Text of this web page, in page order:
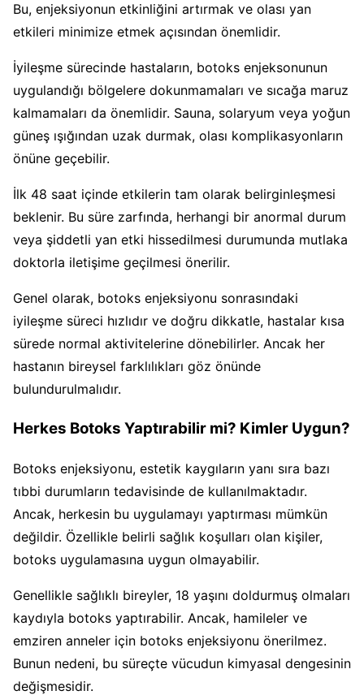
Bu, enjeksiyonun etkinliğini artırmak ve olası yan
etkileri minimize etmek açısından önemlidir.
İyileşme sürecinde hastaların, botoks enjeksonunun
uygulandığı bölgelere dokunmamaları ve sıcağa maruz
kalmamaları da önemlidir. Sauna, solaryum veya yoğun
güneş ışığından uzak durmak, olası komplikasyonların
önüne geçebilir.
İlk 48 saat içinde etkilerin tam olarak belirginleşmesi
beklenir. Bu süre zarfında, herhangi bir anormal durum
veya şiddetli yan etki hissedilmesi durumunda mutlaka
doktorla iletişime geçilmesi önerilir.
Genel olarak, botoks enjeksiyonu sonrasındaki
iyileşme süreci hızlıdır ve doğru dikkatle, hastalar kısa
sürede normal aktivitelerine dönebilirler. Ancak her
hastanın bireysel farklılıkları göz önünde
bulundurulmalıdır.
Herkes Botoks Yaptırabilir mi? Kimler Uygun?
Botoks enjeksiyonu, estetik kaygıların yanı sıra bazı
tıbbi durumların tedavisinde de kullanılmaktadır.
Ancak, herkesin bu uygulamayı yaptırması mümkün
değildir. Özellikle belirli sağlık koşulları olan kişiler,
botoks uygulamasına uygun olmayabilir.
Genellikle sağlıklı bireyler, 18 yaşını doldurmuş olmaları
kaydıyla botoks yaptırabilir. Ancak, hamileler ve
emziren anneler için botoks enjeksiyonu önerilmez.
Bunun nedeni, bu süreçte vücudun kimyasal dengesinin
değişmesidir.